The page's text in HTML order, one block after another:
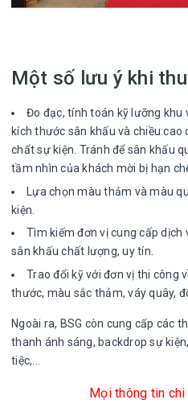
Một số lưu ý khi
Đo đạc, tính toán kỹ lưỡng khu
kích thước sân khấu và chiều cao
chất sự kiện. Tránh để sân khấu
tầm nhìn của khách mời bị hạn
Lựa chọn màu thảm và màu
kiện.
Tìm kiếm đơn vị cung cấp
sân khấu chất lượng, uy tín.
Trao đổi kỹ với đơn vị thi công
thước, màu sắc thảm, váy quây,
Ngoài ra, BSG còn cung cấp các
thanh ánh sáng, backdrop sự
tiệc,...
Mọi thông tin